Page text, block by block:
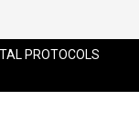
PROTOCOLS